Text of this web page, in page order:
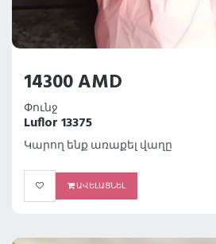
14300 AMD
Փունջ
Luflor 13375
Կարող ենք առաքել վաղը
ԱՎԵԼԱՑՆԵԼ